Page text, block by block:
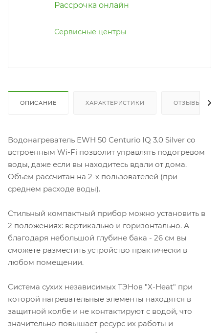
Рассрочка онлайн
Сервисные центры
ОПИСАНИЕ ХАРАКТЕРИСТИКИ ОТЗЫВЫ
Водонагреватель EWH 50 Centurio IQ 3.0 Silver со
встроенным Wi-Fi позволит управлять подогревом
воды, даже если вы находитесь вдали от дома.
Объем рассчитан на 2-х пользователей (при
среднем расходе воды).
Стильный компактный прибор можно установить в
2 положениях: вертикально и горизонтально. А
благодаря небольшой глубине бака - 26 см вы
сможете разместить устройство практически в
любом помещении.
Система сухих независимых ТЭНов "X-Heat" при
которой нагревательные элементы находятся в
защитной колбе и не контактируют с водой, что
значительно повышает ресурс их работы и